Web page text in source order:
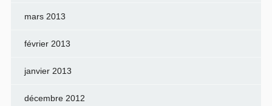
mars 2013
février 2013
janvier 2013
décembre 2012